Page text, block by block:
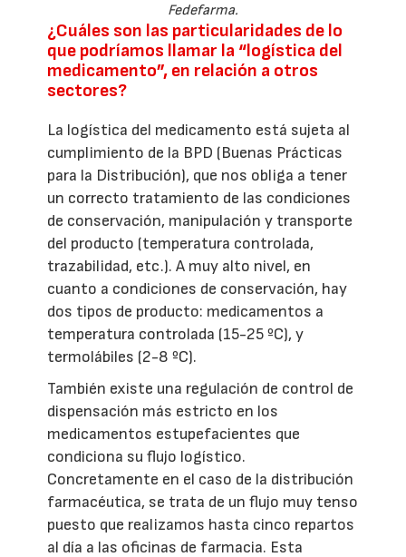
Fedefarma.
¿Cuáles son las particularidades de lo
que podríamos llamar la “logística del
medicamento”, en relación a otros
sectores?
La logística del medicamento está sujeta al
cumplimiento de la BPD (Buenas Prácticas
para la Distribución), que nos obliga a tener
un correcto tratamiento de las condiciones
de conservación, manipulación y transporte
del producto (temperatura controlada,
trazabilidad, etc.). A muy alto nivel, en
cuanto a condiciones de conservación, hay
dos tipos de producto: medicamentos a
temperatura controlada (15-25 ºC), y
termolábiles (2-8 ºC).
También existe una regulación de control de
dispensación más estricto en los
medicamentos estupefacientes que
condiciona su flujo logístico.
Concretamente en el caso de la distribución
farmacéutica, se trata de un flujo muy tenso
puesto que realizamos hasta cinco repartos
al día a las oficinas de farmacia. Esta